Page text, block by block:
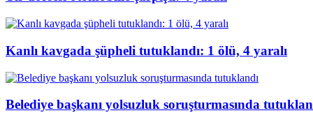
Kanlı kavgada şüpheli tutuklandı: 1 ölü, 4 yaralı
Belediye başkanı yolsuzluk soruşturmasında